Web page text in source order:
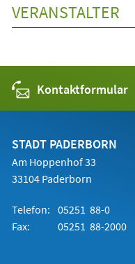
VERANSTALTER
Kontaktformular
STADT PADERBORN
Am Hoppenhof 33
33104 Paderborn
Telefon: 05251 88-0
Fax:
05251 88-2000